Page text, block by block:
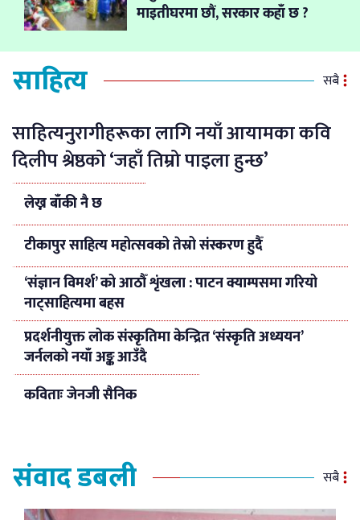
माइतीघरमा छौं, सरकार कहाँ छ ?
साहित्य सबै
साहित्यनुरागीहरूका लागि नयाँ आयामका कवि
दिलीप श्रेष्ठको ‘जहाँ तिम्रो पाइला हुन्छ’
लेख्न बाँकी नै छ
टीकापुर साहित्य महोत्सवको तेस्रो संस्करण हुदैँ
‘संज्ञान विमर्श’ को आठौँ शृंखला : पाटन क्याम्पसमा गरियो
नाट्साहित्यमा बहस
प्रदर्शनीयुक्त लोक संस्कृतिमा केन्द्रित ‘संस्कृति अध्ययन’
जर्नलको नयाँ अङ्क आउँदै
कविताः जेनजी सैनिक
संवाद डबली सबै